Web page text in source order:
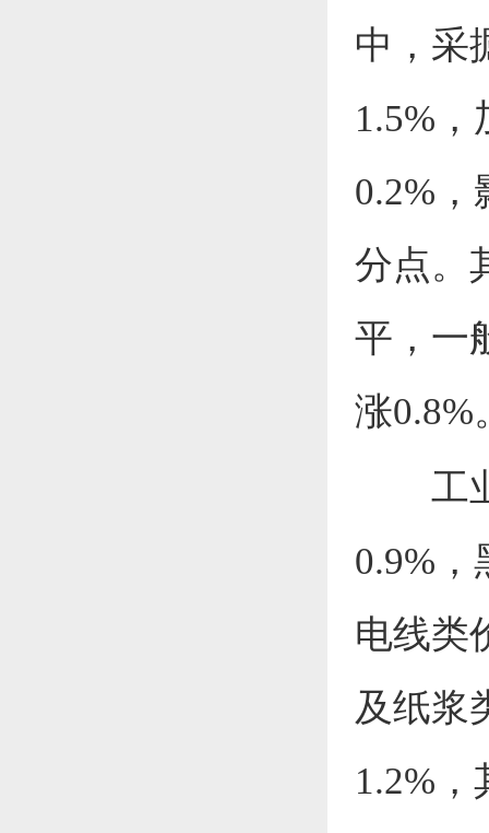
中，采
1.5%，
0.2%，
分点。
平，一
涨0.8%
工
0.9%，
电线类
及纸浆
1.2%，